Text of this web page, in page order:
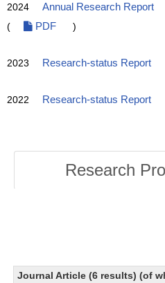
2024 Annual Research Report
(
PDF )
2023 Research-status Report
2022 Research-status Report
Research
Journal Article (6 results) (of